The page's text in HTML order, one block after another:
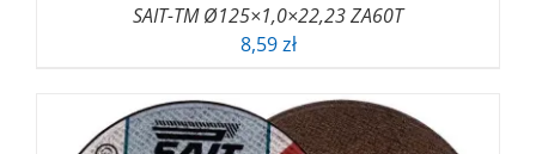
SAIT-TM Ø125×1,0×22,23 ZA60T
8,59zł